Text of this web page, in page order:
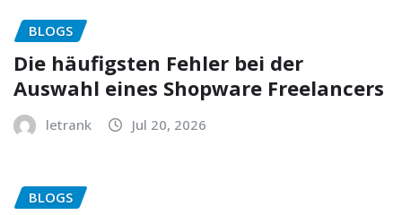
BLOGS
Die häufigsten Fehler bei der
Auswahl eines Shopware Freelancers
letrank Jul 20, 2026
BLOGS